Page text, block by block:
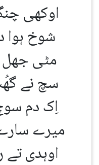
اوکھی
شوخ ہوا
مٹی
سچ نے
اِک دم
میرے
اوہدی